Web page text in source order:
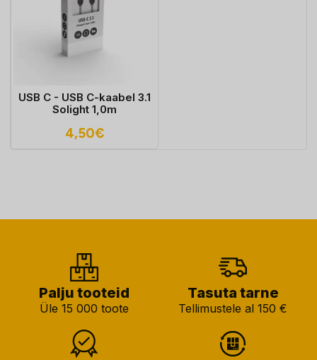
USB C - USB C-kaabel 3.1
Solight 1,0m
4,50€
Palju tooteid
Üle 15 000 toote
Tasuta tarne
Tellimustele al 150 €